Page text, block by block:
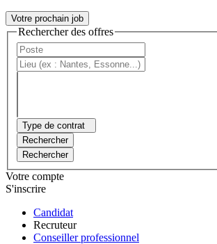
Votre prochain job
Rechercher des offres
Type de contrat
Rechercher
Rechercher
Votre compte
S'inscrire
Candidat
Recruteur
Conseiller professionnel